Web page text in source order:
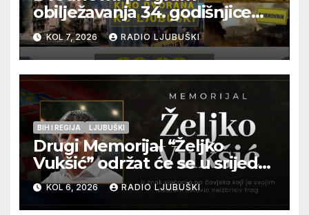
obilježavanja 34. godišnjice
pogibije generala Blaža
Kraljevića i osmorice
pripadnika HOS-a
KOL 7, 2026 RADIO LJUBUŠKI
BIH I REGIJA LJUBUŠKI
Drugi Memorijal “Željko
Vukšić” održat će se u srijedu
12. kolovoza u Otoku
KOL 6, 2026 RADIO LJUBUŠKI